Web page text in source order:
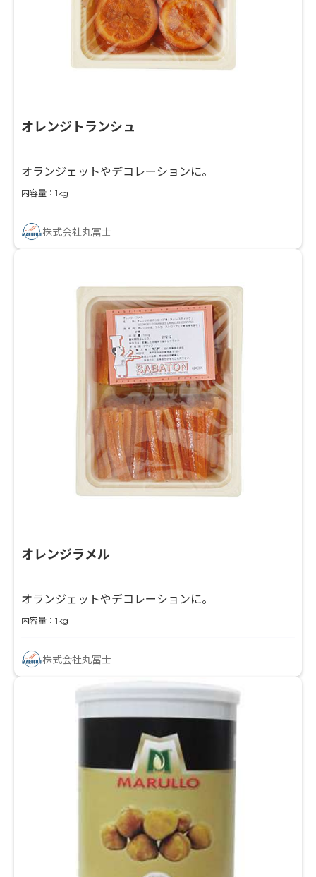
オレンジトランシュ
オランジェットやデコレーションに。
内容量：1kg
株式会社丸冨士
オレンジラメル
オランジェットやデコレーションに。
内容量：1kg
株式会社丸冨士